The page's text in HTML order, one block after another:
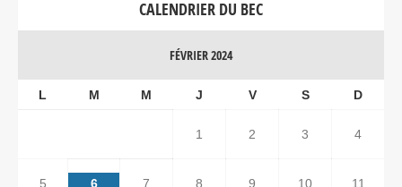
CALENDRIER DU BEC
FÉVRIER 2024
L M M J V S D
1 2 3 4
5 6 7 8 9 10 11